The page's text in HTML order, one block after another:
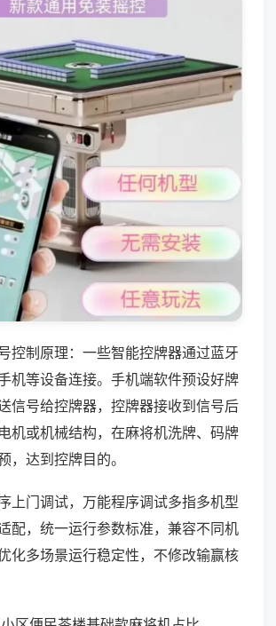
控制原理：一些智能控牌器通过蓝牙
机等设备连接。手机端软件预设好牌
信号给控牌器，控牌器接收到信号后
机或机械结构，在麻将机洗牌、码牌
，达到控牌目的。
上门调试，万能程序调试多指多机型
配，统一运行参数标准，兼容不同机
化多场景运行稳定性，不修改输赢核